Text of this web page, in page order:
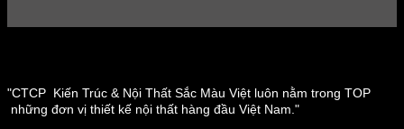
"CTCP Kiến Trúc & Nội Thất Sắc Màu Việt luôn nằm trong TOP
những đơn vị thiết kế nội thất hàng đầu Việt Nam."